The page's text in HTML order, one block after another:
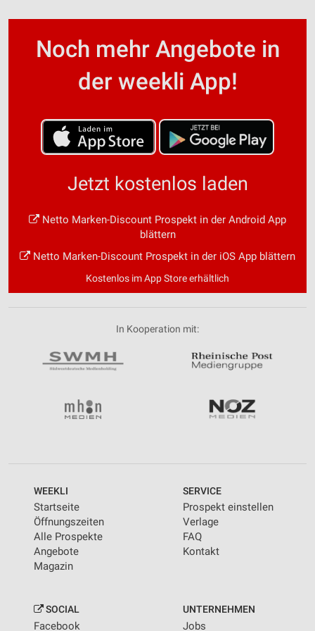
Noch mehr Angebote in
der weekli App!
Jetzt kostenlos laden
Netto Marken-Discount Prospekt in der Android App
blättern
Netto Marken-Discount Prospekt in der iOS App blättern
Kostenlos im App Store erhältlich
In Kooperation mit:
WEEKLI
Startseite
Öffnungszeiten
Alle Prospekte
Angebote
Magazin
SERVICE
Prospekt einstellen
Verlage
FAQ
Kontakt
SOCIAL
Facebook
UNTERNEHMEN
Jobs